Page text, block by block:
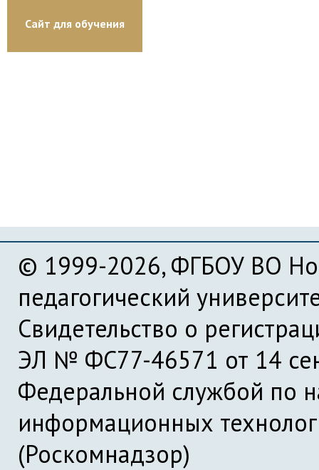
Сайт для обучения
© 1999-2026, ФГБОУ ВО
педагогический
Свидетельство о
ЭЛ № ФС77-46571 от 14
Федеральной службой по
информационных
(Роскомнадзор)